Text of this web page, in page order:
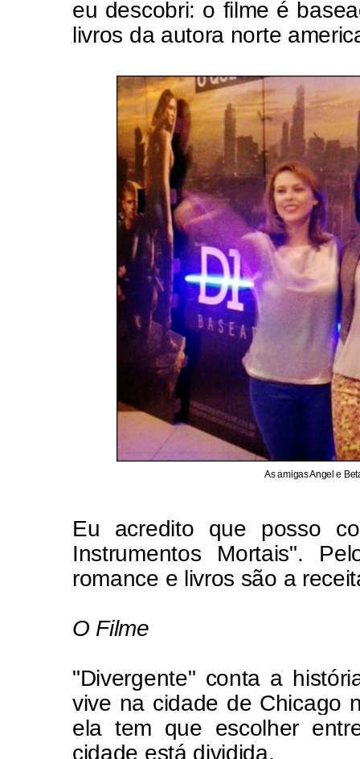
eu descobri: o filme é
livros da autora norte
As amigas Angel e
Eu acredito que posso
Instrumentos Mortais".
romance e livros são a
O Filme
"Divergente" conta a
vive na cidade de Chicago
ela tem que escolher
cidade está dividida.